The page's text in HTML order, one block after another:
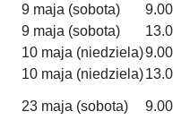
9 maja (sobota)
9 maja (sobota)
10 maja (niedziela)
10 maja (niedziela)
23 maja (sobota)